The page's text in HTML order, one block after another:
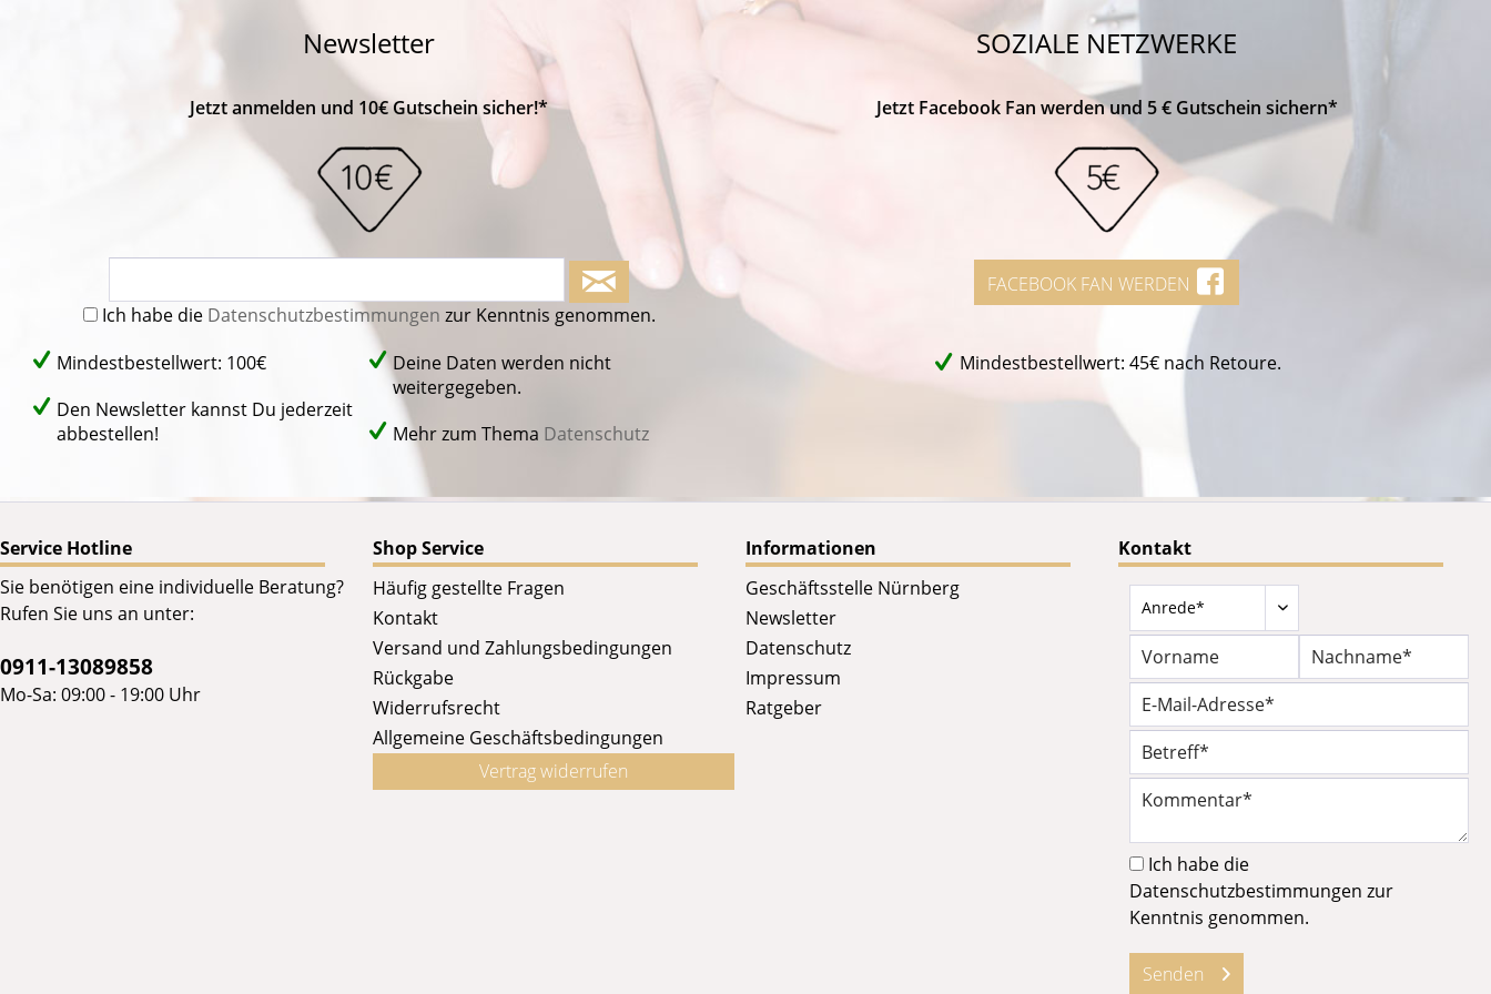
Newsletter
Jetzt anmelden und 10€ Gutschein sicher!*
Ich habe die Datenschutzbestimmungen zur Kenntnis genommen.
Mindestbestellwert: 100€
Den Newsletter kannst Du jederzeit
abbestellen!
Deine Daten werden nicht
weitergegeben.
Mehr zum Thema Datenschutz
SOZIALE NETZWERKE
Jetzt Facebook Fan werden und 5 € Gutschein sichern*
FACEBOOK FAN WERDEN
Mindestbestellwert: 45€ nach Retoure.
Service Hotline
Sie benötigen eine individuelle Beratung?
Rufen Sie uns an unter:
0911-13089858
Mo-Sa: 09:00 - 19:00 Uhr
Shop Service
Häufig gestellte Fragen
Kontakt
Versand und Zahlungsbedingungen
Rückgabe
Widerrufsrecht
Allgemeine Geschäftsbedingungen
Vertrag widerrufen
Informationen
Geschäftsstelle Nürnberg
Newsletter
Datenschutz
Impressum
Ratgeber
Kontakt
Ich habe die
Datenschutzbestimmungen zur
Kenntnis genommen.
Senden